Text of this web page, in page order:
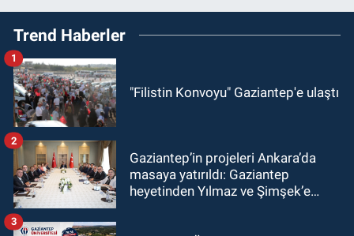
Trend Haberler
"Filistin Konvoyu" Gaziantep'e ulaştı
1
Gaziantep’in projeleri Ankara’da
masaya yatırıldı: Gaziantep
heyetinden Yılmaz ve Şimşek’e
2
3